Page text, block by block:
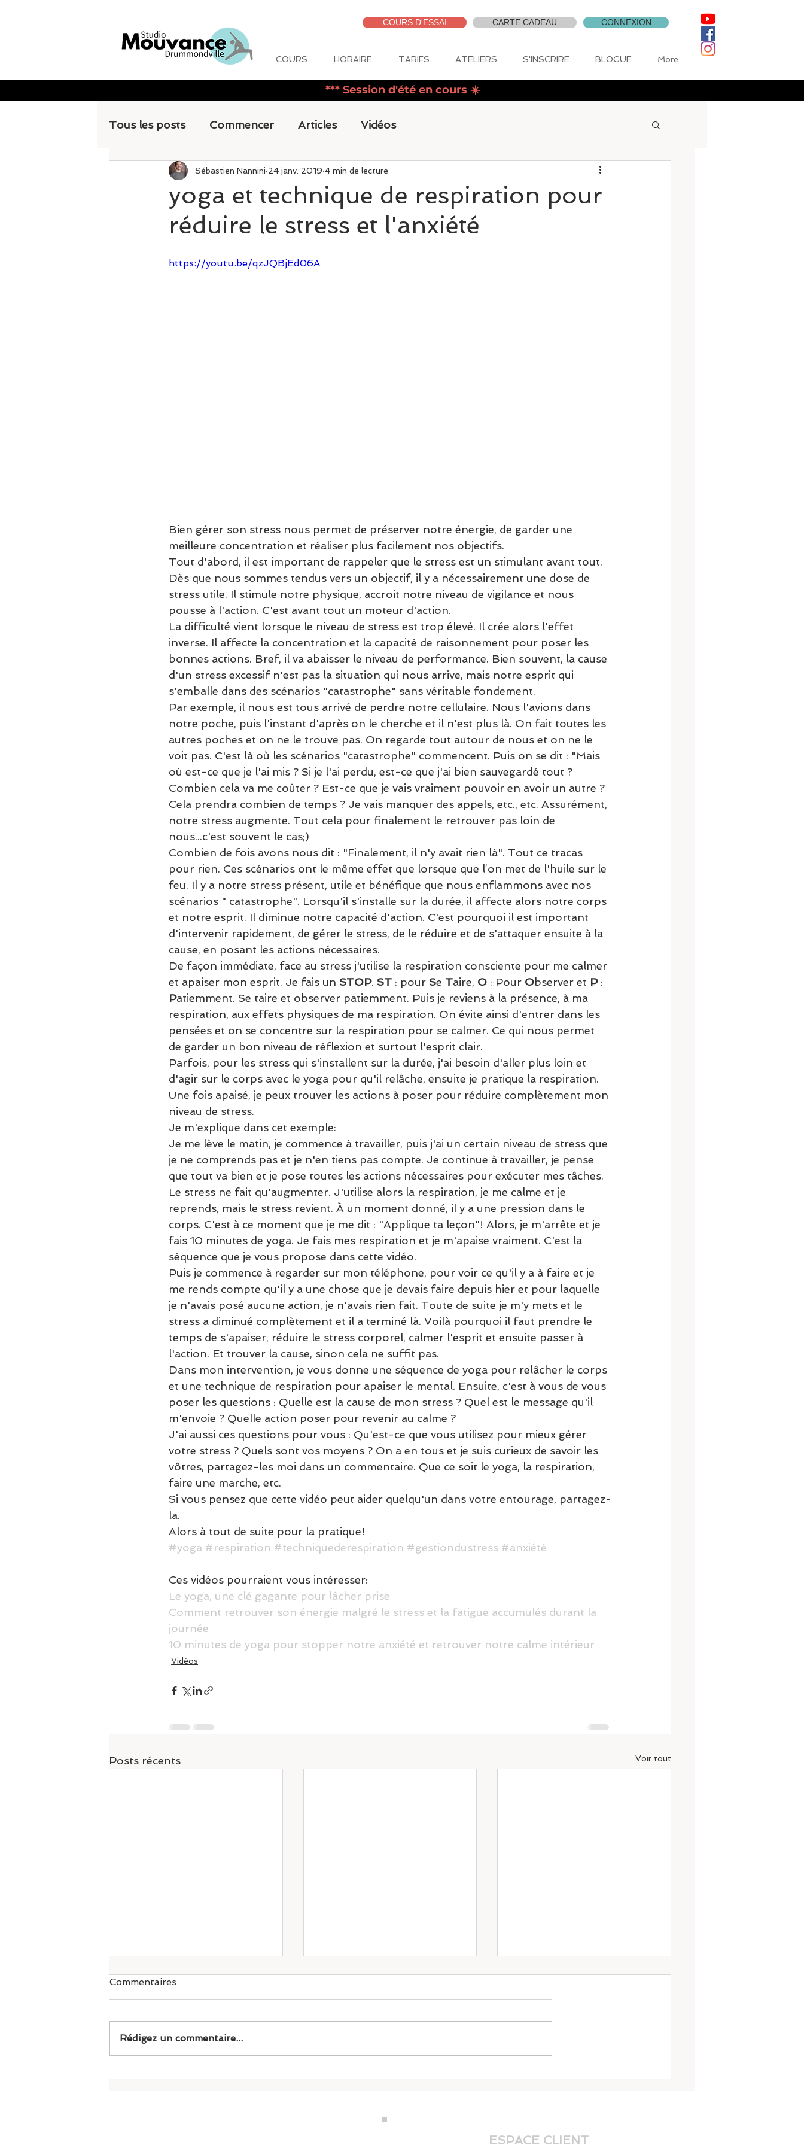
COURS D'ESSAI CARTE CADEAU CONNEXION
COURS HORAIRE TARIFS ATELIERS S'INSCRIRE BLOGUE More
*** Session d'été en cours ☀️
Tous les posts Commencer Articles Vidéos
yoga et technique de respiration pour
réduire le stress et l'anxiété
Sébastien Nannini 24 janv. 2019 4 min de lecture
https://youtu.be/qzJQBjEd06A
Bien gérer son stress nous permet de préserver notre énergie, de garder une
meilleure concentration et réaliser plus facilement nos objectifs.
Tout d'abord, il est important de rappeler que le stress est un stimulant avant tout.
Dès que nous sommes tendus vers un objectif, il y a nécessairement une dose de
stress utile. Il stimule notre physique, accroit notre niveau de vigilance et nous
pousse à l'action. C'est avant tout un moteur d'action.
La difficulté vient lorsque le niveau de stress est trop élevé. Il crée alors l'effet
inverse. Il affecte la concentration et la capacité de raisonnement pour poser les
bonnes actions. Bref, il va abaisser le niveau de performance. Bien souvent, la cause
d'un stress excessif n'est pas la situation qui nous arrive, mais notre esprit qui
s'emballe dans des scénarios "catastrophe" sans véritable fondement.
Par exemple, il nous est tous arrivé de perdre notre cellulaire. Nous l'avions dans
notre poche, puis l'instant d'après on le cherche et il n'est plus là. On fait toutes les
autres poches et on ne le trouve pas. On regarde tout autour de nous et on ne le
voit pas. C'est là où les scénarios "catastrophe" commencent. Puis on se dit : "Mais
où est-ce que je l'ai mis ? Si je l'ai perdu, est-ce que j'ai bien sauvegardé tout ?
Combien cela va me coûter ? Est-ce que je vais vraiment pouvoir en avoir un autre ?
Cela prendra combien de temps ? Je vais manquer des appels, etc., etc. Assurément,
notre stress augmente. Tout cela pour finalement le retrouver pas loin de
nous...c'est souvent le cas;)
Combien de fois avons nous dit : "Finalement, il n'y avait rien là". Tout ce tracas
pour rien. Ces scénarios ont le même effet que lorsque que l’on met de l'huile sur le
feu. Il y a notre stress présent, utile et bénéfique que nous enflammons avec nos
scénarios " catastrophe". Lorsqu'il s'installe sur la durée, il affecte alors notre corps
et notre esprit. Il diminue notre capacité d'action. C'est pourquoi il est important
d'intervenir rapidement, de gérer le stress, de le réduire et de s'attaquer ensuite à la
cause, en posant les actions nécessaires.
De façon immédiate, face au stress j'utilise la respiration consciente pour me calmer
et apaiser mon esprit. Je fais un STOP. ST : pour Se Taire, O : Pour Observer et P :
Patiemment. Se taire et observer patiemment. Puis je reviens à la présence, à ma
respiration, aux effets physiques de ma respiration. On évite ainsi d'entrer dans les
pensées et on se concentre sur la respiration pour se calmer. Ce qui nous permet
de garder un bon niveau de réflexion et surtout l'esprit clair.
Parfois, pour les stress qui s'installent sur la durée, j'ai besoin d'aller plus loin et
d'agir sur le corps avec le yoga pour qu'il relâche, ensuite je pratique la respiration.
Une fois apaisé, je peux trouver les actions à poser pour réduire complètement mon
niveau de stress.
Je m'explique dans cet exemple:
Je me lève le matin, je commence à travailler, puis j'ai un certain niveau de stress que
je ne comprends pas et je n'en tiens pas compte. Je continue à travailler, je pense
que tout va bien et je pose toutes les actions nécessaires pour exécuter mes tâches.
Le stress ne fait qu'augmenter. J'utilise alors la respiration, je me calme et je
reprends, mais le stress revient. À un moment donné, il y a une pression dans le
corps. C'est à ce moment que je me dit : "Applique ta leçon"! Alors, je m'arrête et je
fais 10 minutes de yoga. Je fais mes respiration et je m'apaise vraiment. C'est la
séquence que je vous propose dans cette vidéo.
Puis je commence à regarder sur mon téléphone, pour voir ce qu'il y a à faire et je
me rends compte qu'il y a une chose que je devais faire depuis hier et pour laquelle
je n'avais posé aucune action, je n'avais rien fait. Toute de suite je m'y mets et le
stress a diminué complètement et il a terminé là. Voilà pourquoi il faut prendre le
temps de s'apaiser, réduire le stress corporel, calmer l'esprit et ensuite passer à
l'action. Et trouver la cause, sinon cela ne suffit pas.
Dans mon intervention, je vous donne une séquence de yoga pour relâcher le corps
et une technique de respiration pour apaiser le mental. Ensuite, c'est à vous de vous
poser les questions : Quelle est la cause de mon stress ? Quel est le message qu'il
m'envoie ? Quelle action poser pour revenir au calme ?
J'ai aussi ces questions pour vous : Qu'est-ce que vous utilisez pour mieux gérer
votre stress ? Quels sont vos moyens ? On a en tous et je suis curieux de savoir les
vôtres, partagez-les moi dans un commentaire. Que ce soit le yoga, la respiration,
faire une marche, etc.
Si vous pensez que cette vidéo peut aider quelqu'un dans votre entourage, partagez-
la.
Alors à tout de suite pour la pratique!
#yoga #respiration #techniquederespiration #gestiondustress #anxiété
Ces vidéos pourraient vous intéresser:
Le yoga, une clé gagante pour lâcher prise
Comment retrouver son énergie malgré le stress et la fatigue accumulés durant la
journée
10 minutes de yoga pour stopper notre anxiété et retrouver notre calme intérieur
Vidéos
Posts récents Voir tout
Pilates
Yoga et respiration 2 Yoga et respiration 1
Commentaires
Rédigez un commentaire...
ESPACE CLIENT